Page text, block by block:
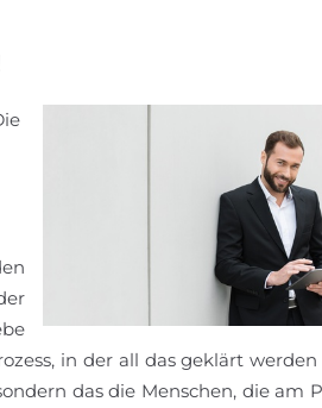
in der all das geklärt werden
das die Menschen, die am